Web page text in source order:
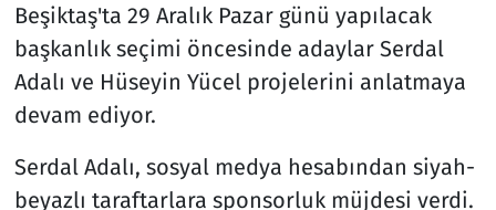
Beşiktaş'ta 29 Aralık Pazar günü yapılacak
başkanlık seçimi öncesinde adaylar Serdal
Adalı ve Hüseyin Yücel projelerini anlatmaya
devam ediyor.
Serdal Adalı, sosyal medya hesabından siyah-
beyazlı taraftarlara sponsorluk müjdesi verdi.
Spor
Teknoloji ve Bilim
Televizyon